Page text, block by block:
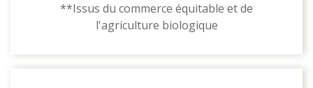
**Issus du commerce équitable et de
l'agriculture biologique